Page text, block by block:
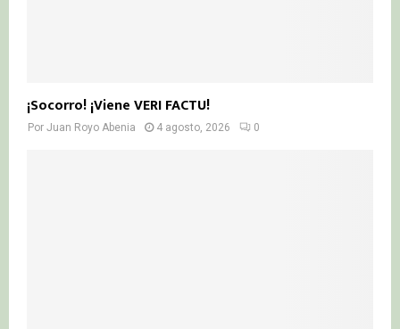
¡Socorro! ¡Viene VERI FACTU!
Por Juan Royo Abenia 4 agosto, 2026 0